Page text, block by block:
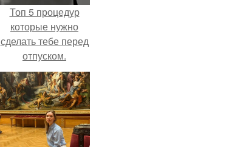
Топ 5 процедур
которые нужно
сделать тебе перед
отпуском.